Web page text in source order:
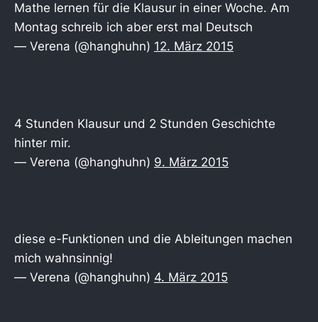
Mathe lernen für die Klausur in einer Woche. Am
Montag schreib ich aber erst mal Deutsch
— Verena (@hanghuhn) 12. März 2015
4 Stunden Klausur und 2 Stunden Geschichte
hinter mir.
— Verena (@hanghuhn) 9. März 2015
diese e-Funktionen und die Ableitungen machen
mich wahnsinnig!
— Verena (@hanghuhn) 4. März 2015